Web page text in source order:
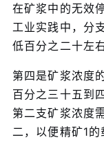
在矿浆中的无效
工业实践中，分
低百分之二十左右
第四是矿浆浓度
百分之三十五到
第二支矿浆浓度
二，以便精矿1的